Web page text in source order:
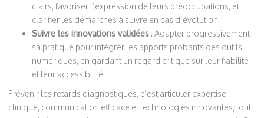
clairs, favoriser l’expression de leurs préoccupations, et
clarifier les démarches à suivre en cas d’évolution.
Suivre les innovations validées : Adapter progressivement
sa pratique pour intégrer les apports probants des outils
numériques, en gardant un regard critique sur leur fiabilité
et leur accessibilité.
Prévenir les retards diagnostiques, c’est articuler expertise
clinique, communication efficace et technologies innovantes, tout